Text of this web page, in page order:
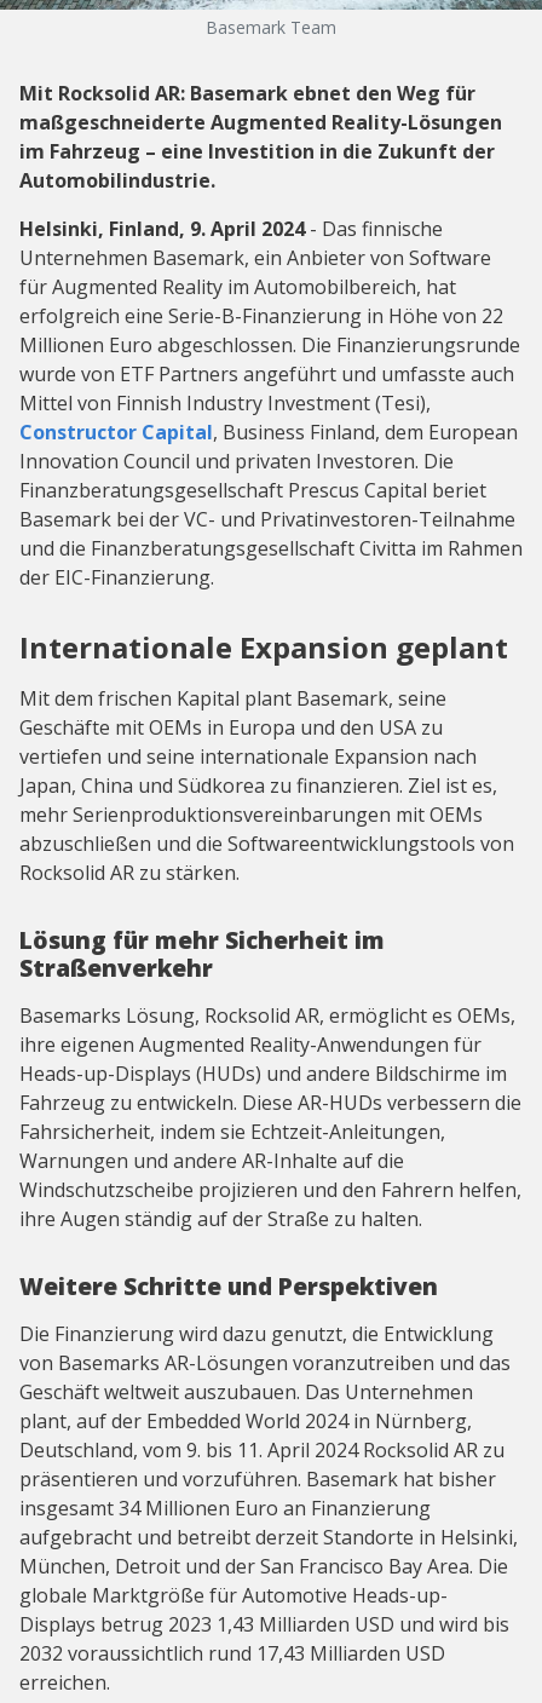
Basemark Team
Mit Rocksolid AR: Basemark ebnet den Weg für
maßgeschneiderte Augmented Reality-Lösungen
im Fahrzeug – eine Investition in die Zukunft der
Automobilindustrie.
Helsinki, Finland, 9. April 2024- Das finnische
Unternehmen Basemark, ein Anbieter von Software
für Augmented Reality im Automobilbereich, hat
erfolgreich eine Serie-B-Finanzierung in Höhe von 22
Millionen Euro abgeschlossen. Die Finanzierungsrunde
wurde von ETF Partners angeführt und umfasste auch
Mittel von Finnish Industry Investment (Tesi),
Constructor Capital, Business Finland, dem European
Innovation Council und privaten Investoren. Die
Finanzberatungsgesellschaft Prescus Capital beriet
Basemark bei der VC- und Privatinvestoren-Teilnahme
und die Finanzberatungsgesellschaft Civitta im Rahmen
der EIC-Finanzierung.
Internationale Expansion geplant
Mit dem frischen Kapital plant Basemark, seine
Geschäfte mit OEMs in Europa und den USA zu
vertiefen und seine internationale Expansion nach
Japan, China und Südkorea zu finanzieren. Ziel ist es,
mehr Serienproduktionsvereinbarungen mit OEMs
abzuschließen und die Softwareentwicklungstools von
Rocksolid AR zu stärken.
Lösung für mehr Sicherheit im
Straßenverkehr
Basemarks Lösung, Rocksolid AR, ermöglicht es OEMs,
ihre eigenen Augmented Reality-Anwendungen für
Heads-up-Displays (HUDs) und andere Bildschirme im
Fahrzeug zu entwickeln. Diese AR-HUDs verbessern die
Fahrsicherheit, indem sie Echtzeit-Anleitungen,
Warnungen und andere AR-Inhalte auf die
Windschutzscheibe projizieren und den Fahrern helfen,
ihre Augen ständig auf der Straße zu halten.
Weitere Schritte und Perspektiven
Die Finanzierung wird dazu genutzt, die Entwicklung
von Basemarks AR-Lösungen voranzutreiben und das
Geschäft weltweit auszubauen. Das Unternehmen
plant, auf der Embedded World 2024 in Nürnberg,
Deutschland, vom 9. bis 11. April 2024 Rocksolid AR zu
präsentieren und vorzuführen. Basemark hat bisher
insgesamt 34 Millionen Euro an Finanzierung
aufgebracht und betreibt derzeit Standorte in Helsinki,
München, Detroit und der San Francisco Bay Area. Die
globale Marktgröße für Automotive Heads-up-
Displays betrug 2023 1,43 Milliarden USD und wird bis
2032 voraussichtlich rund 17,43 Milliarden USD
erreichen.